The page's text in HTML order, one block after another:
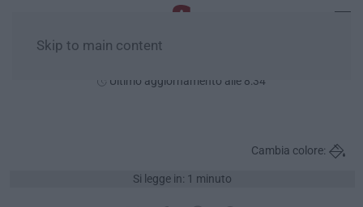
Skip to main content
Ultimo aggiornamento alle 8:34
Si legge in: 1 minuto
Cambia colore: